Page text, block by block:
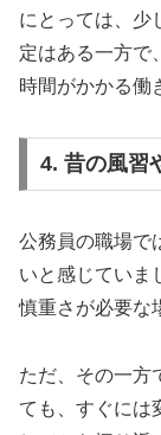
にとっては、少
定はある一方で
時間がかかる働
4. 昔の風習
公務員の職場で
いと感じていま
慎重さが必要な
ただ、その一方
ても、すぐには